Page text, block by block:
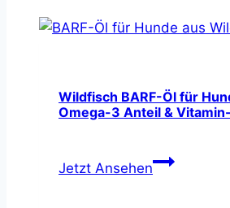
Wildfisch BARF-Öl für
Omega-3 Anteil &
Jetzt AnsehenWildfisch